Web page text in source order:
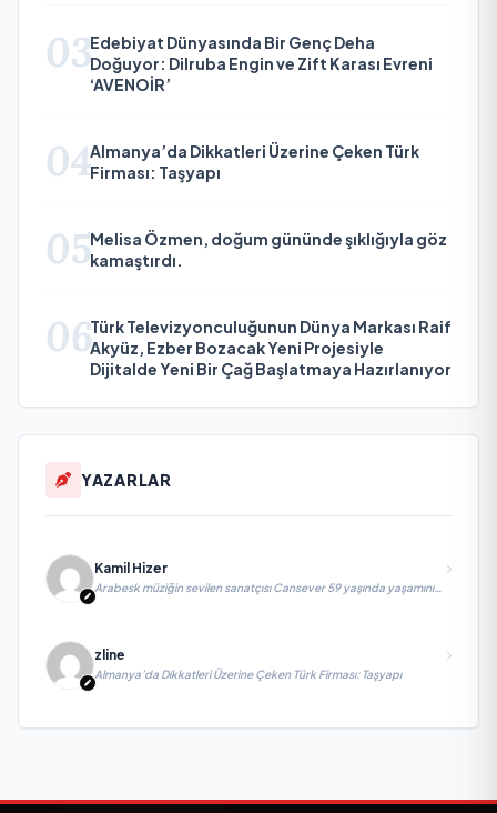
03Edebiyat Dünyasında Bir Genç Deha
Doğuyor: Dilruba Engin ve Zift Karası Evreni
‘AVENOİR’
04Almanya’da Dikkatleri Üzerine Çeken Türk
Firması: Taşyapı
05Melisa Özmen, doğum gününde şıklığıyla göz
kamaştırdı.
06Türk Televizyonculuğunun Dünya Markası Raif
Akyüz, Ezber Bozacak Yeni Projesiyle
Dijitalde Yeni Bir Çağ Başlatmaya Hazırlanıyor
YAZARLAR
Kamil Hizer
Arabesk müziğin sevilen sanatçısı Cansever 59 yaşında yaşamını
yitirdi
zline
Almanya’da Dikkatleri Üzerine Çeken Türk Firması: Taşyapı